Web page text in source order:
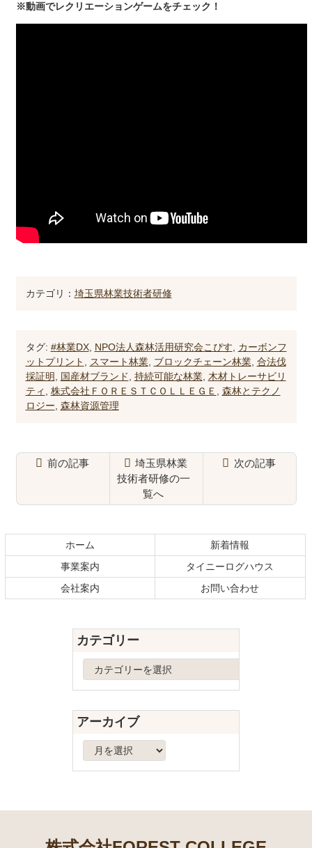
※動画でレクリエーションゲームをチェック！
カテゴリ： 埼玉県林業技術者研修
タグ: #林業DX, NPO法人森林活用研究会こぴす, カーボンフ
ットプリント , スマート林業, ブロックチェーン林業, 合法伐
採証明, 国産材ブランド, 持続可能な林業, 木材トレーサビリ
ティ , 株式会社ＦＯＲＥＳＴＣＯＬＬＥＧＥ , 森林とテクノ
ロジー, 森林資源管理
前の記事
埼玉県林業
技術者研修の一
覧へ
次の記事
ン
文
の
へ
ホーム
新着情報
事業案内
タイニーログハウス
会社案内
お問い合わせ
カテゴリー
ゴ
リ
ー
アーカイブ
ー